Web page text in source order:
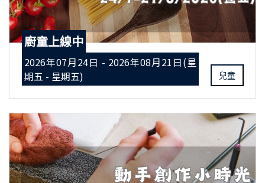
廚童上線中
2026年07月24日 - 2026年08月21日(星
期五 - 星期五)
兒童